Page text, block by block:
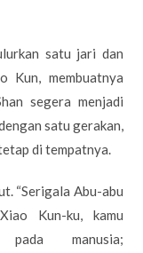
satu jari dan
Kun, membuatnya
segera menjadi
satu gerakan,
di tempatnya.
“Serigala Abu-abu
Kun-ku, kamu
pada manusia;